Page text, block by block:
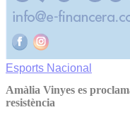
Esports Nacional
Amàlia Vinyes es
resistència